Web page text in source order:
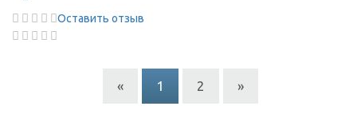
Оставить отзыв
« 1 2 »